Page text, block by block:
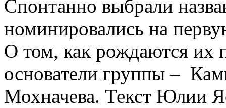
Спонтанно выбрали
номинировались на
О том, как рождаются их
основатели группы –
Мохначева. Текст Юлии